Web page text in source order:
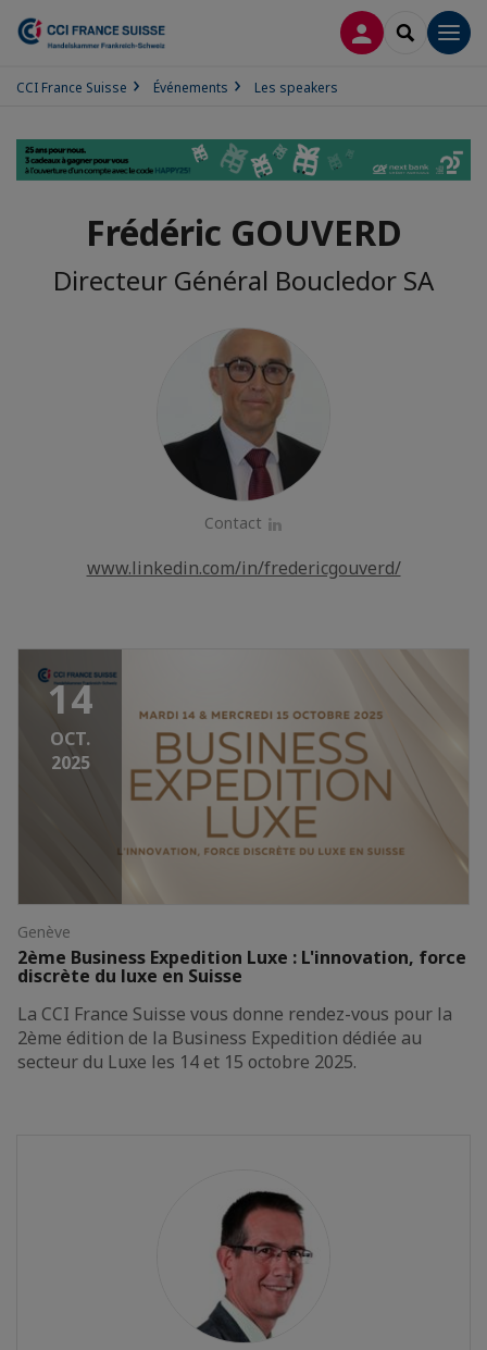
CONNEXION
CCI France Suisse Événements Les speakers
Frédéric GOUVERD
Directeur Général Boucledor SA
Contact
www.linkedin.com/in/fredericgouverd/
14
OCT.
2025
Genève
2ème Business Expedition Luxe : L'innovation, force
discrète du luxe en Suisse
La CCI France Suisse vous donne rendez-vous pour la
2ème édition de la Business Expedition dédiée au
secteur du Luxe les 14 et 15 octobre 2025.